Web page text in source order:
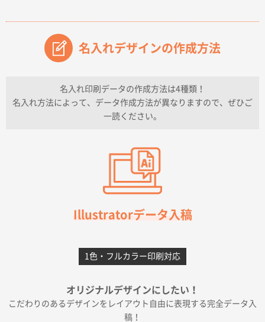
原稿データ流用が可能で価格が妥当なこと
兵庫県のお客様
チケットホルダー ダブルポケット
上記のとおりです。
柳さんの対応が素晴らしかった。
フレキソレジ袋 Uバッグ 35号
5000枚
2026年06月28日 15:14
千葉県A社様
2026年06月19日 09:41
価格 大丈夫そうな会社に見えた
名入れデザインの作成方法
名入れ印刷データの作成方法は4種類！
名入れ方法によって、データ作成方法が異なりますので、ぜひご
一読ください。
Illustratorデータ入稿
1色・フルカラー印刷対応
オリジナルデザインにしたい！
こだわりのあるデザインをレイアウト自由に表現する完全データ入
稿！